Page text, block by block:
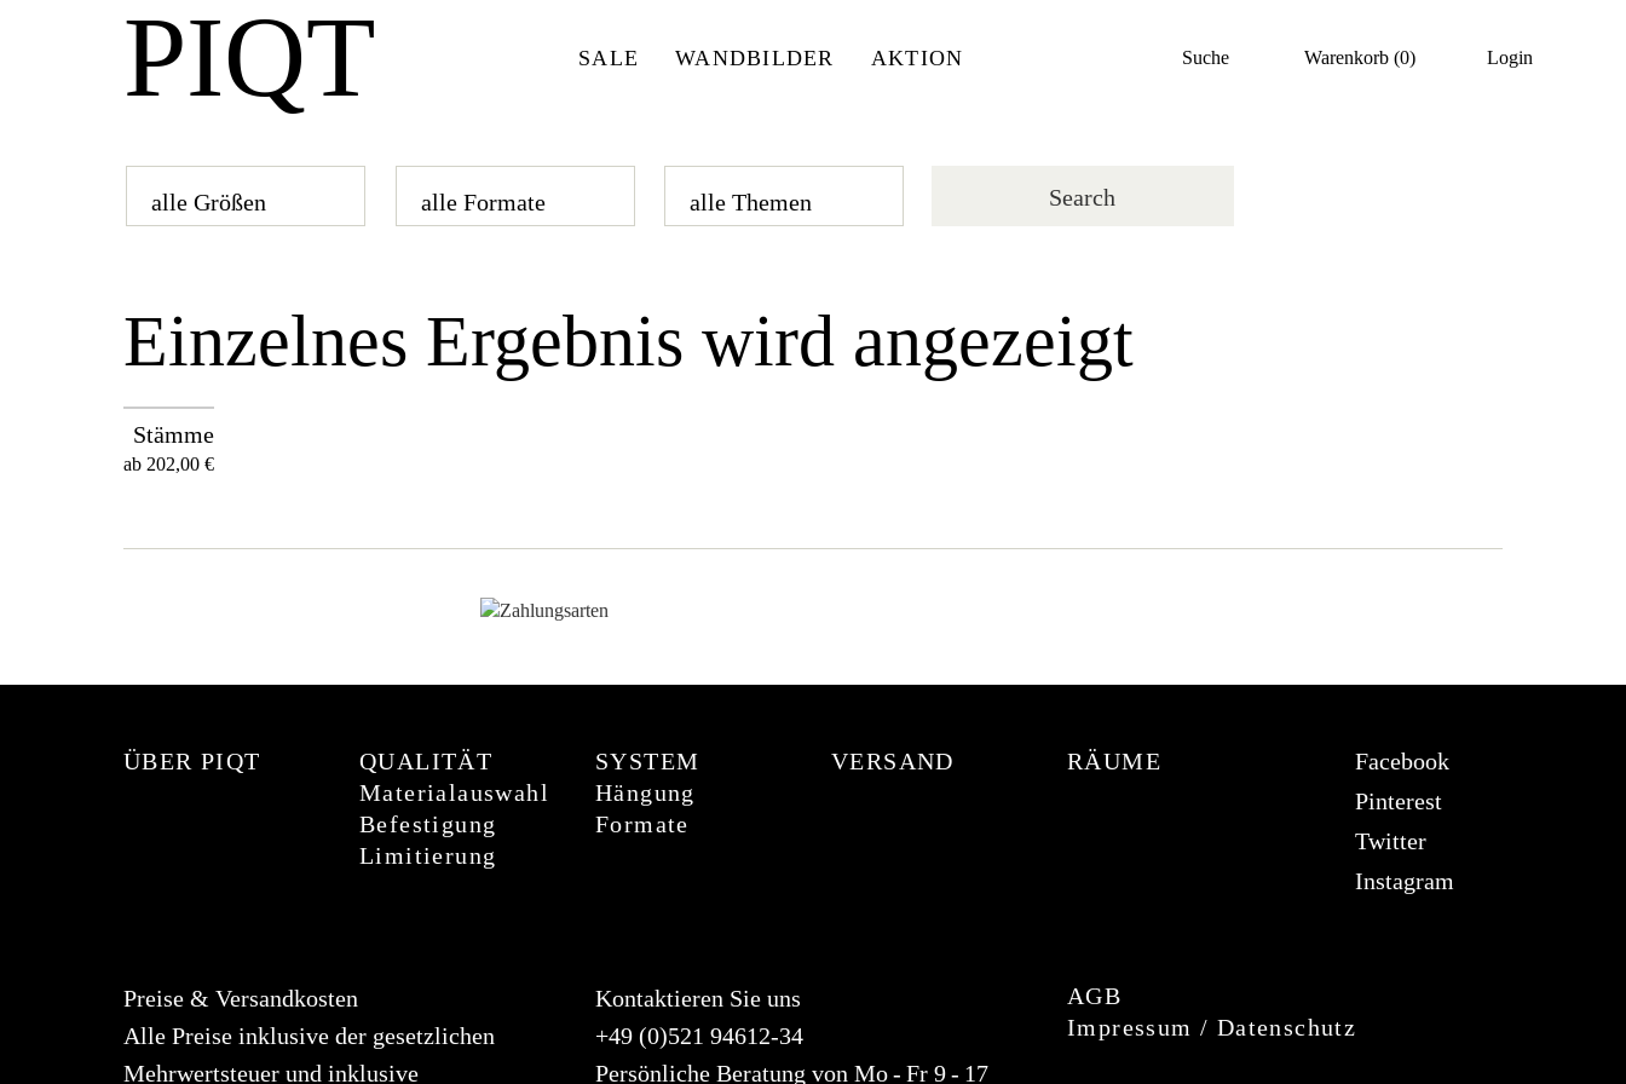
PIQT SALE WANDBILDER AKTION Suche Warenkorb (0) Login
Einzelnes Ergebnis wird angezeigt
Stämme
ab 202,00 €
ÜBER PIQT
QUALITÄT
Materialauswahl
Befestigung
Limitierung
SYSTEM
Hängung
Formate
VERSAND RÄUME
Facebook
Pinterest
Twitter
Instagram
Preise & Versandkosten
Alle Preise inklusive der gesetzlichen
Mehrwertsteuer und inklusive
Kontaktieren Sie uns
+49 (0)521 94612-34
Persönliche Beratung von Mo - Fr 9 - 17
AGB
Impressum / Datenschutz
benötigen wir Ihre Einwilligung. Erfahren Sie
mehr in unsererDatenschutzerklärung